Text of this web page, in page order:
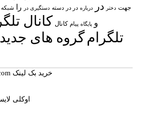
جهت دختر در درباره در در دسته دستگیری در را شبکه +
پایگاه پیام کانال کانال
تلگرامگروه های جدید
خرید بک لینک behtarinbacklink.com
اوکلی